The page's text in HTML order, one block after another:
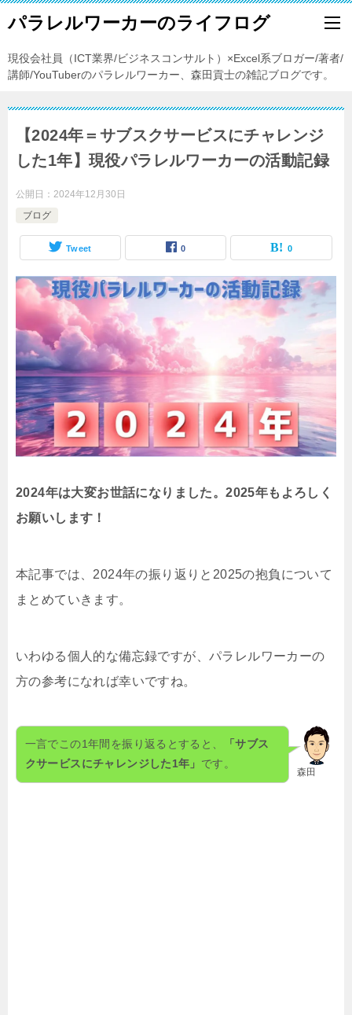
パラレルワーカーのライフログ
現役会社員（ICT業界/ビジネスコンサルト）×Excel系ブロガー/著者/
講師/YouTuberのパラレルワーカー、森田貢士の雑記ブログです。
【2024年＝サブスクサービスにチャレンジ
した1年】現役パラレルワーカーの活動記録
公開日： 2024年12月30日
ブログ
Tweet 0 0
2024年は大変お世話になりました。2025年もよろしく
お願いします！
本記事では、2024年の振り返りと2025の抱負について
まとめていきます。
いわゆる個人的な備忘録ですが、パラレルワーカーの
方の参考になれば幸いですね。
森田
一言でこの1年間を振り返るとすると、
「サブス
クサービスにチャレンジした1年」 です。